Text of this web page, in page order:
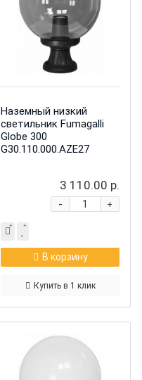
Наземный низкий
светильник Fumagalli
Globe 300
G30.110.000.AZE27
3 110.00 р.
+
-
В корзину
Купить в 1 клик